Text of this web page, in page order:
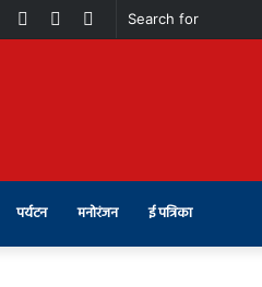
Switch
Telegram
Instagram
Youtube
पर्यटन मनोरंजन ई पत्रिका